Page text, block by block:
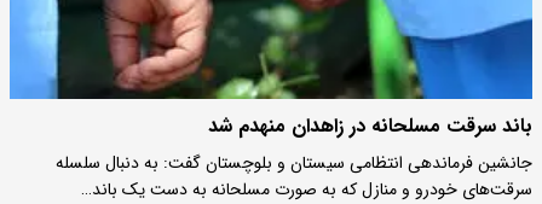
باند سرقت مسلحانه در زاهدان منهدم شد
جانشین فرماندهی انتظامی سیستان و بلوچستان گفت: به دنبال سلسله
سرقت‌های خودرو و منازل که به صورت مسلحانه به دست یک باند…